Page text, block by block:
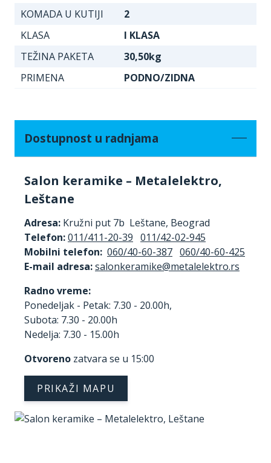
KOMADA U KUTIJI
2
KLASA
I KLASA
TEŽINA PAKETA
30,50kg
PRIMENA
PODNO/ZIDNA
Dostupnost u radnjama
Salon keramike – Metalelektro,
Leštane
Adresa: Kružni put 7b Leštane, Beograd
Telefon:011/411-20-39 011/42-02-945
Mobilni telefon: 060/40-60-387 060/40-60-425
E-mail adresa:
Radno vreme:
Ponedeljak - Petak: 7.30 - 20.00h,
Subota: 7.30 - 20.00h
Nedelja: 7.30 - 15.00h
Otvoreno zatvara se u 15:00
PRIKAŽI MAPU